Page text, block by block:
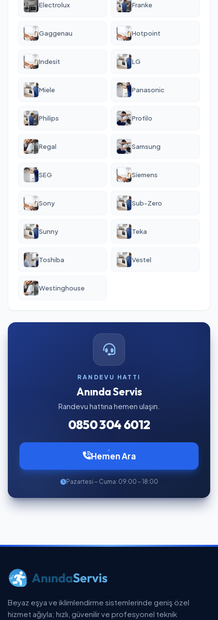
Electrolux Franke
Gaggenau Hotpoint
Indesit LG
Miele Panasonic
Philips Profilo
Regal Samsung
SEG Siemens
Sony Sub-Zero
Sunny Teka
Toshiba Vestel
Westinghouse
RANDEVU HATTI
Anında Servis
Randevu hattına hemen ulaşın.
0850 304 6012
Hemen Ara
Pazartesi – Cuma: 09:00 – 18:00
Beyaz eşya ve iklimlendirme sistemlerinde geniş özel
hizmet ağıyla; hızlı, güvenilir ve profesyonel teknik